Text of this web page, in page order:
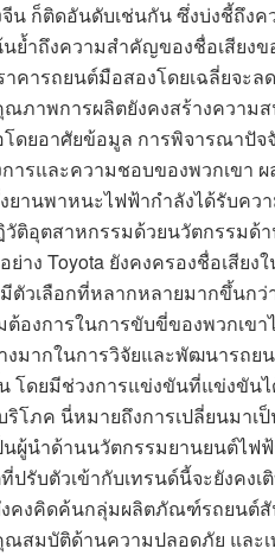
น ก็ติดอันดับเช่นกัน ซึ่งบ่งชี้ถึง
ย้ำถึงความสำคัญของชื่อเสียง
คารถยนต์มือสองโดยเฉลี่ยจะ
ภาพการผลิตยังคงสร้างความ
ดยอาศัยข้อมูล การพิจารณาปัจ
รและความชอบของพวกเขา
ยานพาหนะไฟฟ้ากำลังได้รับค
วัติอุตสาหกรรมด้วยนวัตกรรมด้
ง Toyota ยังคงครองชื่อเสียง
เลือกที่หลากหลายมากขึ้นกว่
องการในการขับขี่ของพวกเข
มากในการวิจัยและพัฒนารถย
ดยมีช่วงการแข่งขันที่แข่งขันไ
ภค นี่หมายถึงการเปลี่ยนมาเป็
ผู้นำด้านนวัตกรรมยานยนต์ไ
บตัวเข้ากับเทรนด์นี้จะยังคงเ
คงคิดค้นกลุ่มผลิตภัณฑ์รถยนต์สั
ณสมบัติด้านความปลอดภัย และ